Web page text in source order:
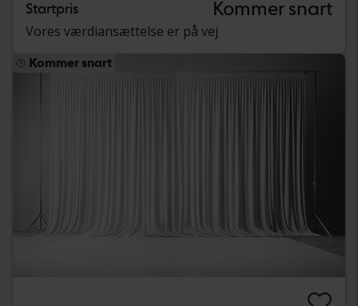
Startpris Kommer snart
Vores værdiansættelse er på vej
Kommer snart